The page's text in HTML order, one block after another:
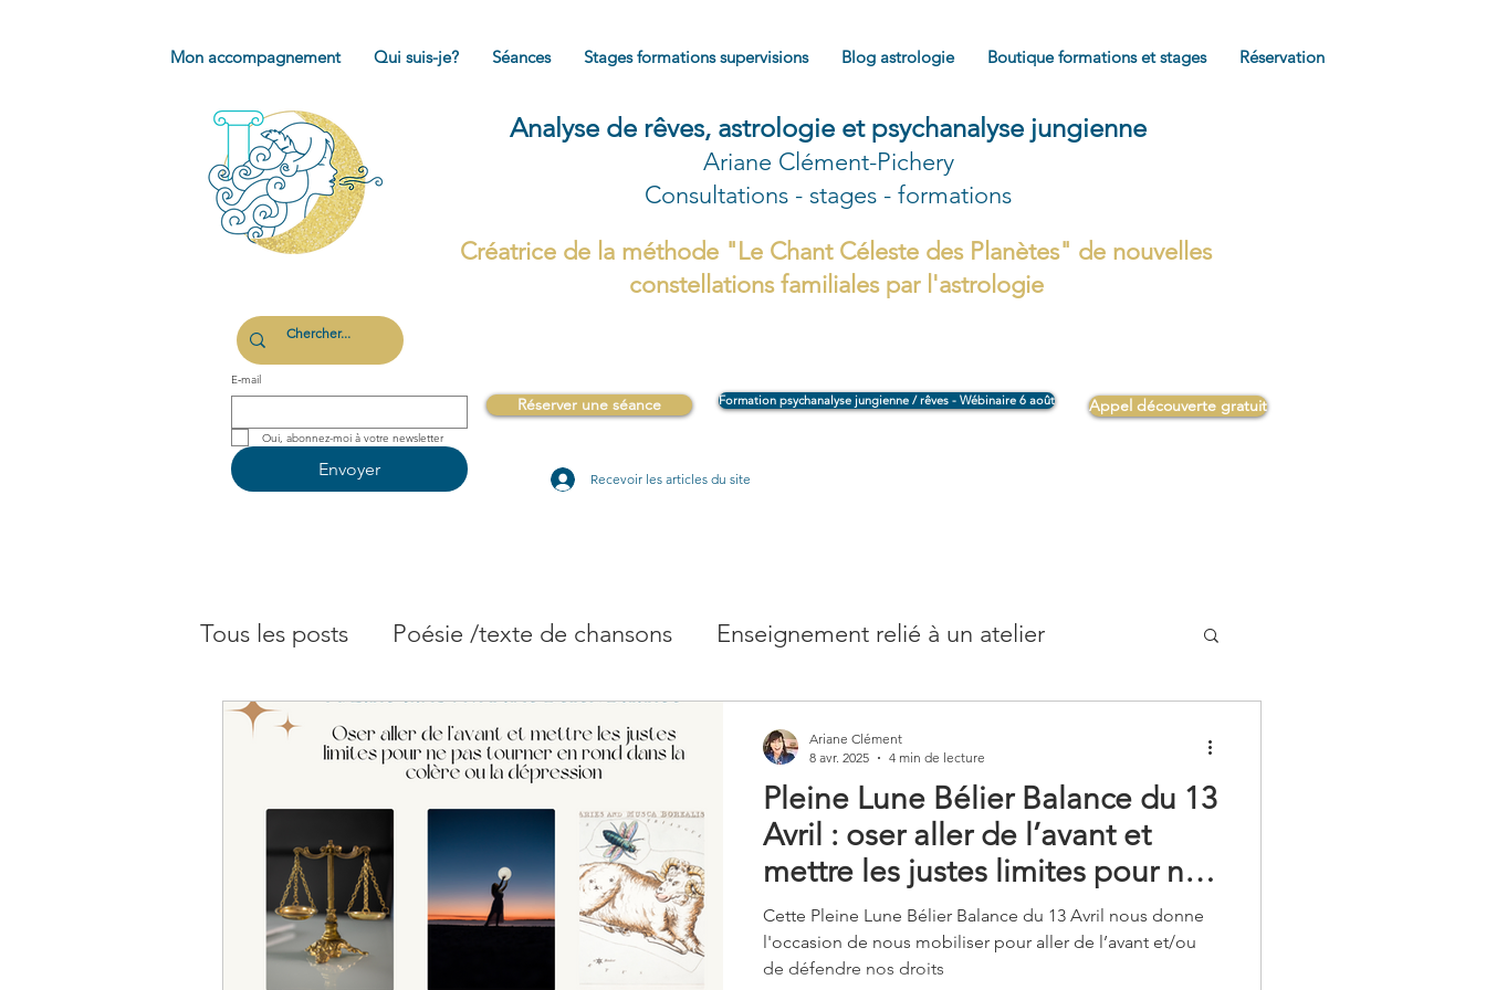
Mon accompagnement Qui suis-je? Séances Stages formations supervisions Blog astrologie Boutique formations et stages Réservation
Analyse de rêves, astrologie et psychanalyse jungienne
Ariane Clément-Pichery
Consultations - stages - formations
Créatrice de la méthode "Le Chant Céleste des Planètes" de nouvelles
constellations familiales par l'astrologie
E‑mail
Envoyer
Formation psychanalyse jungienne / rêves - Wébinaire 6 août
Réserver une séance
Recevoir les articles du site
Appel découverte gratuit
Tous les posts Poésie /texte de chansons Enseignement relié à un atelier
Blog astrologie - Archétypes Conscience et psychologie - rêves
Blog astrologie - Pleine Lune
Pleine Lune Bélier Balance du 13
Avril : oser aller de l’avant et
mettre les justes limites pour ne
pas tourner en rond dans la
colère ou la dépression
Cette Pleine Lune Bélier Balance du 13 Avril nous donne
l'occasion de nous mobiliser pour aller de l’avant et/ou
de défendre nos droits
Ariane Clément
8 avr. 2025
4 min de lecture